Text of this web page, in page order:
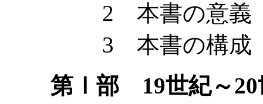
2 本書の意義
3 本書の構成
第Ⅰ部 19世紀～20